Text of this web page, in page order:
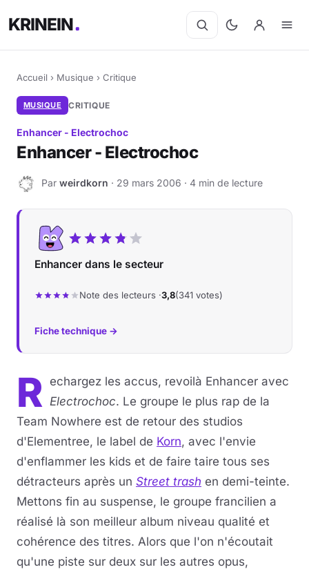
KRINEIN
Accueil › Musique › Critique
MUSIQUE CRITIQUE
Enhancer - Electrochoc
Enhancer - Electrochoc
W Par weirdkorn · 29 mars 2006 · 4 min de lecture
Enhancer dans le secteur
Note des lecteurs ·3,8(341 votes)
Fiche technique →
R echargez les accus, revoilà Enhancer avec
Electrochoc. Le groupe le plus rap de la
Team Nowhere est de retour des studios
d'Elementree, le label de Korn, avec l'envie
d'enflammer les kids et de faire taire tous ses
détracteurs après un Street trash en demi-teinte.
Mettons fin au suspense, le groupe francilien a
réalisé là son meilleur album niveau qualité et
cohérence des titres. Alors que l'on n'écoutait
qu'une piste sur deux sur les autres opus,